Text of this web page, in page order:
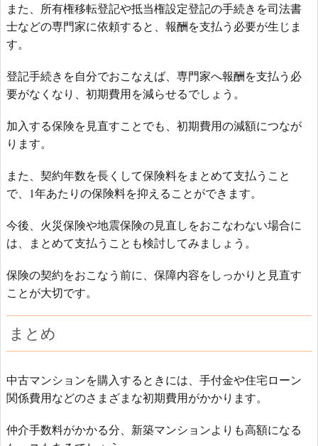
また、所有権移転登記や抵当権設定登記の手続きを司法書
士などの専門家に依頼すると、報酬を支払う必要が生じま
す。
登記手続きを自分でおこなえば、専門家へ報酬を支払う必
要がなくなり、初期費用を減らせるでしょう。
加入する保険を見直すことでも、初期費用の減額につなが
ります。
また、契約年数を長くして保険料をまとめて支払うこと
で、1年あたりの保険料を抑えることができます。
今後、火災保険や地震保険の見直しをおこなわない場合に
は、まとめて支払うことも検討してみましょう。
保険の契約をおこなう前に、保障内容をしっかりと見直す
ことが大切です。
まとめ
中古マンションを購入するときには、手付金や住宅ローン
関係費用などのさまざまな初期費用がかかります。
仲介手数料がかかる分、新築マンションよりも高額になる